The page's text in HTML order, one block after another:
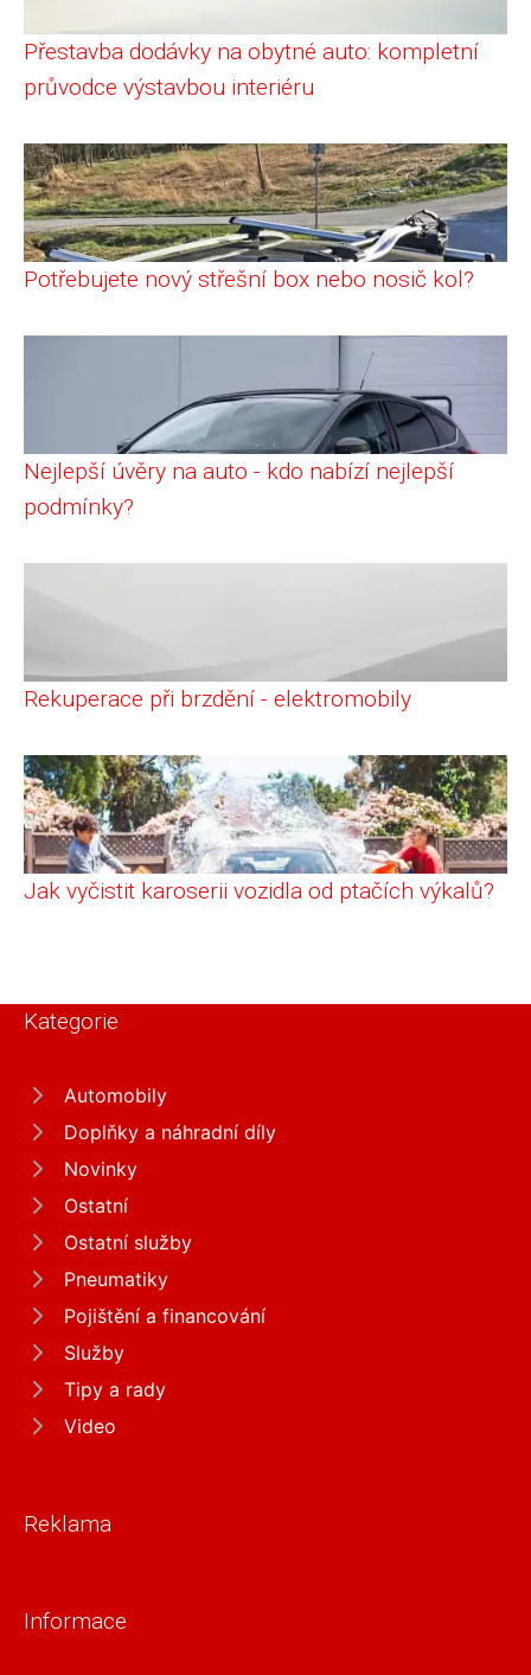
Přestavba dodávky na obytné auto: kompletní
průvodce výstavbou interiéru
Potřebujete nový střešní box nebo nosič kol?
Nejlepší úvěry na auto - kdo nabízí nejlepší
podmínky?
Rekuperace při brzdění - elektromobily
Jak vyčistit karoserii vozidla od ptačích výkalů?
Kategorie
Automobily
Doplňky a náhradní díly
Novinky
Ostatní
Ostatní služby
Pneumatiky
Pojištění a financování
Služby
Tipy a rady
Video
Reklama
Informace